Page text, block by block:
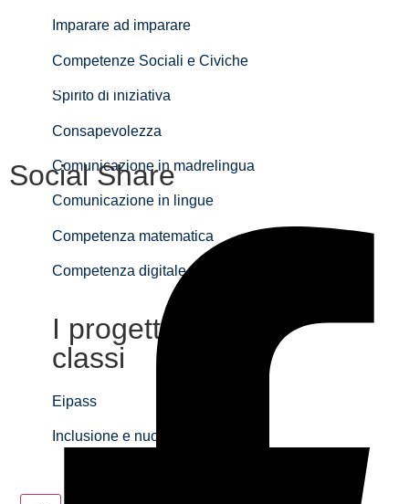
Imparare ad imparare
Competenze Sociali e Civiche
Spirito di iniziativa
Consapevolezza
Comunicazione in madrelingua
Comunicazione in lingue
Competenza matematica
Competenza digitale
I progetti delle
classi
Eipass
Inclusione e nuovo PEI
Social Share